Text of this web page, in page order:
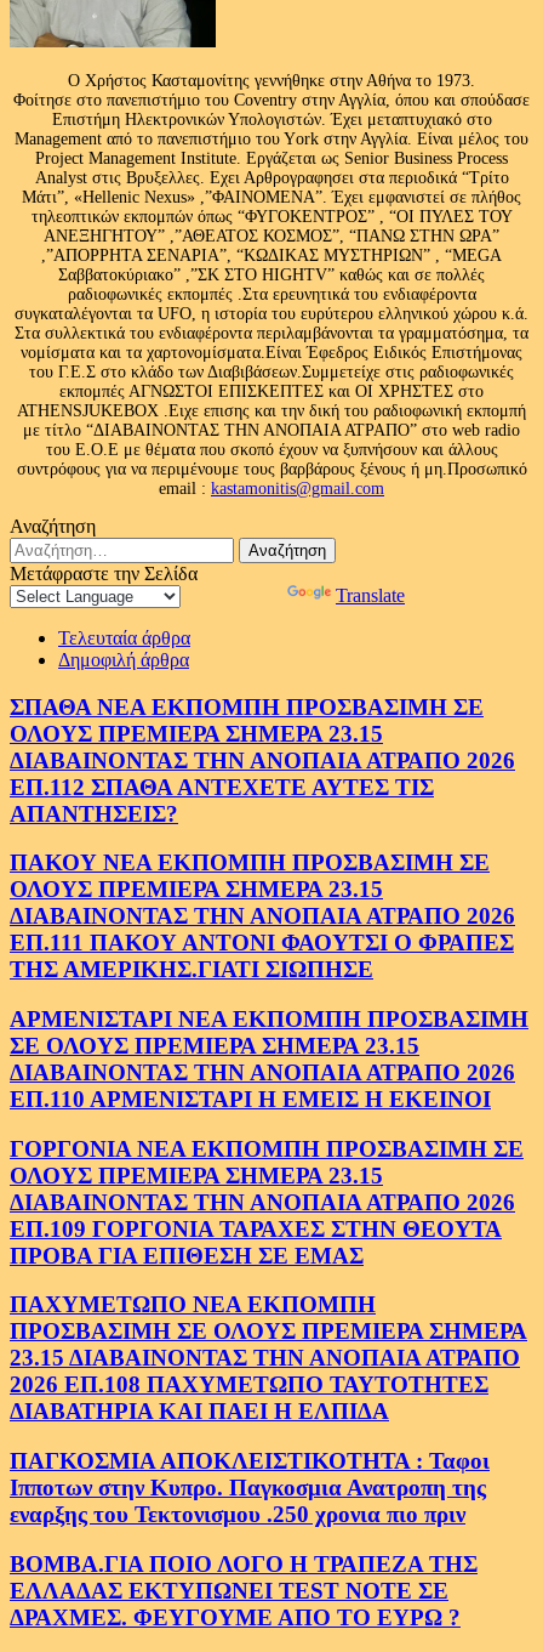
Ο Χρήστος Κασταμονίτης γεννήθηκε στην Αθήνα το 1973.
Φοίτησε στο πανεπιστήμιο του Coventry στην Αγγλία, όπου και σπούδασε
Επιστήμη Ηλεκτρονικών Υπολογιστών. Έχει μεταπτυχιακό στο
Management από το πανεπιστήμιο του Υork στην Αγγλία. Είναι μέλος του
Project Management Institute. Εργάζεται ως Senior Business Process
Analyst στις Βρυξελλες. Εχει Αρθρογραφησει στα περιοδικά “Τρίτο
Μάτι”, «Hellenic Nexus» ,”ΦΑΙΝΟΜΕΝΑ”. Έχει εμφανιστεί σε πλήθος
τηλεοπτικών εκπομπών όπως “ΦΥΓΟΚΕΝΤΡΟΣ” , “ΟΙ ΠΥΛΕΣ ΤΟΥ
ΑΝΕΞΗΓΗΤΟΥ” ,”ΑΘΕΑΤΟΣ ΚΟΣΜΟΣ”, “ΠΑΝΩ ΣΤΗΝ ΩΡΑ”
,”ΑΠΟΡΡΗΤΑ ΣΕΝΑΡΙΑ”, “ΚΩΔΙΚΑΣ ΜΥΣΤΗΡΙΩΝ” , “MEGA
Σαββατοκύριακο” ,”ΣΚ ΣΤΟ HIGHTV” καθώς και σε πολλές
ραδιοφωνικές εκπομπές .Στα ερευνητικά του ενδιαφέροντα
συγκαταλέγονται τα UFO, η ιστορία του ευρύτερου ελληνικού χώρου κ.ά.
Στα συλλεκτικά του ενδιαφέροντα περιλαμβάνονται τα γραμματόσημα, τα
νομίσματα και τα χαρτονομίσματα.Είναι Έφεδρος Ειδικός Επιστήμονας
του Γ.Ε.Σ στο κλάδο των Διαβιβάσεων.Συμμετείχε στις ραδιοφωνικές
εκπομπές ΑΓΝΩΣΤΟΙ ΕΠΙΣΚΕΠΤΕΣ και ΟΙ ΧΡΗΣΤΕΣ στο
ATHENSJUKEBOX .Ειχε επισης και την δική του ραδιοφωνική εκπομπή
με τίτλο “ΔΙΑΒΑΙΝΟΝΤΑΣ ΤΗΝ ΑΝΟΠΑΙΑ ΑΤΡΑΠΟ” στο web radio
του Ε.Ο.Ε με θέματα που σκοπό έχουν να ξυπνήσουν και άλλους
συντρόφους για να περιμένουμε τους βαρβάρους ξένους ή μη.Προσωπικό
email : kastamonitis@gmail.com
Αναζήτηση
Αναζήτηση
για:
Μετάφραστε την Σελίδα
Translate
Τελευταία άρθρα
Δημοφιλή άρθρα
ΣΠΑΘΑ ΝΕΑ ΕΚΠΟΜΠΗ ΠΡΟΣΒΑΣΙΜΗ ΣΕ
ΟΛΟΥΣ ΠΡΕΜΙΕΡΑ ΣΗΜΕΡΑ 23.15
ΔΙΑΒΑΙΝΟΝΤΑΣ ΤΗΝ ΑΝΟΠΑΙΑ ΑΤΡΑΠΟ 2026
ΕΠ.112 ΣΠΑΘΑ ΑΝΤΕΧΕΤΕ ΑΥΤΕΣ ΤΙΣ
ΑΠΑΝΤΗΣΕΙΣ?
ΠΑΚΟΥ ΝΕΑ ΕΚΠΟΜΠΗ ΠΡΟΣΒΑΣΙΜΗ ΣΕ
ΟΛΟΥΣ ΠΡΕΜΙΕΡΑ ΣΗΜΕΡΑ 23.15
ΔΙΑΒΑΙΝΟΝΤΑΣ ΤΗΝ ΑΝΟΠΑΙΑ ΑΤΡΑΠΟ 2026
ΕΠ.111 ΠΑΚΟΥ ΑΝΤΟΝΙ ΦΑΟΥΤΣΙ Ο ΦΡΑΠΕΣ
ΤΗΣ ΑΜΕΡΙΚΗΣ.ΓΙΑΤΙ ΣΙΩΠΗΣΕ
ΑΡΜΕΝΙΣΤΑΡΙ ΝΕΑ ΕΚΠΟΜΠΗ ΠΡΟΣΒΑΣΙΜΗ
ΣΕ ΟΛΟΥΣ ΠΡΕΜΙΕΡΑ ΣΗΜΕΡΑ 23.15
ΔΙΑΒΑΙΝΟΝΤΑΣ ΤΗΝ ΑΝΟΠΑΙΑ ΑΤΡΑΠΟ 2026
ΕΠ.110 ΑΡΜΕΝΙΣΤΑΡΙ Η ΕΜΕΙΣ Η ΕΚΕΙΝΟΙ
ΓΟΡΓΟΝΙΑ ΝΕΑ ΕΚΠΟΜΠΗ ΠΡΟΣΒΑΣΙΜΗ ΣΕ
ΟΛΟΥΣ ΠΡΕΜΙΕΡΑ ΣΗΜΕΡΑ 23.15
ΔΙΑΒΑΙΝΟΝΤΑΣ ΤΗΝ ΑΝΟΠΑΙΑ ΑΤΡΑΠΟ 2026
ΕΠ.109 ΓΟΡΓΟΝΙΑ ΤΑΡΑΧΕΣ ΣΤΗΝ ΘΕΟΥΤΑ
ΠΡΟΒΑ ΓΙΑ ΕΠΙΘΕΣΗ ΣΕ ΕΜΑΣ
ΠΑΧΥΜΕΤΩΠΟ ΝΕΑ ΕΚΠΟΜΠΗ
ΠΡΟΣΒΑΣΙΜΗ ΣΕ ΟΛΟΥΣ ΠΡΕΜΙΕΡΑ ΣΗΜΕΡΑ
23.15 ΔΙΑΒΑΙΝΟΝΤΑΣ ΤΗΝ ΑΝΟΠΑΙΑ ΑΤΡΑΠΟ
2026 ΕΠ.108 ΠΑΧΥΜΕΤΩΠΟ ΤΑΥΤΟΤΗΤΕΣ
ΔΙΑΒΑΤΗΡΙΑ ΚΑΙ ΠΑΕΙ Η ΕΛΠΙΔΑ
ΠΑΓΚΟΣΜΙΑ ΑΠΟΚΛΕΙΣΤΙΚΟΤΗΤΑ : Ταφοι
Ιπποτων στην Κυπρο. Παγκοσμια Ανατροπη της
εναρξης του Τεκτονισμου .250 χρονια πιο πριν
ΒΟΜΒΑ.ΓΙΑ ΠΟΙΟ ΛΟΓΟ Η ΤΡΑΠΕΖΑ ΤΗΣ
ΕΛΛΑΔΑΣ ΕΚΤΥΠΩΝΕΙ TEST NOTE ΣΕ
ΔΡΑΧΜΕΣ. ΦΕΥΓΟΥΜΕ ΑΠΟ ΤΟ ΕΥΡΩ ?